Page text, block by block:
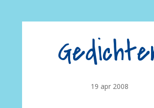
19 apr 2008